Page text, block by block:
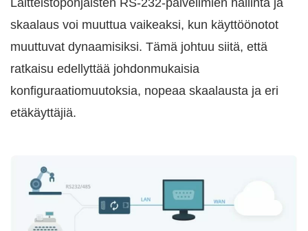
Laitteistopohjaisten RS-232-palvelimien hallinta ja
skaalaus voi muuttua vaikeaksi, kun käyttöönotot
muuttuvat dynaamisiksi. Tämä johtuu siitä, että
ratkaisu edellyttää johdonmukaisia
konfiguraatiomuutoksia, nopeaa skaalausta ja eri
etäkäyttäjiä.